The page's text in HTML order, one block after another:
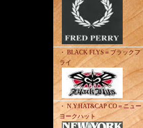
・ BLACK FLYS＝ブラックフ
ライ
・ N.Y.HAT&CAP CO＝ニュー
ヨークハット